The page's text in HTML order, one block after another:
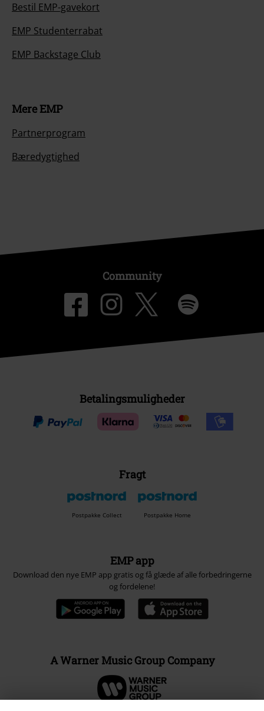
Bestil EMP-gavekort
EMP Studenterrabat
EMP Backstage Club
Mere EMP
Partnerprogram
Bæredygtighed
Community
Betalingsmuligheder
Fragt
Postpakke Collect Postpakke Home
EMP app
Download den nye EMP app gratis og få glæde af alle forbedringerne
og fordelene!
A Warner Music Group Company